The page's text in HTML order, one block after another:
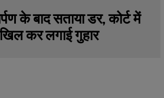
के बाद सताया डर, कोर्ट में
कर लगाई गुहार